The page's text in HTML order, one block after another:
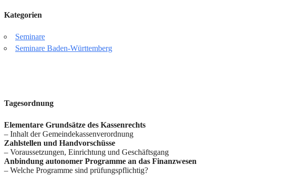
Kategorien
Seminare
Seminare Baden-Württemberg
Tagesordnung
Elementare Grundsätze des Kassenrechts
– Inhalt der Gemeindekassenverordnung
Zahlstellen und Handvorschüsse
– Voraussetzungen, Einrichtung und Geschäftsgang
Anbindung autonomer Programme an das Finanzwesen
– Welche Programme sind prüfungspflichtig?